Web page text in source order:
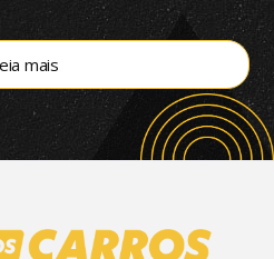
por 55,4% do
Consulting.
mais